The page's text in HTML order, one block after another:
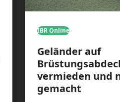
IBR Online
Geländer auf
vermieden und
gemacht